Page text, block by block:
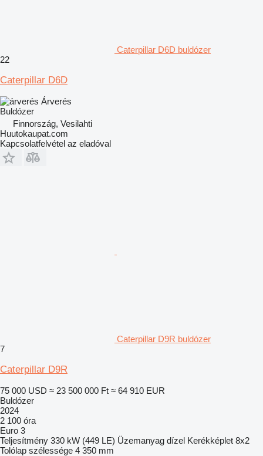
Caterpillar D6D buldózer
22
Caterpillar D6D
Árverés
Buldózer
Finnország, Vesilahti
Huutokaupat.com
Kapcsolatfelvétel az eladóval
Caterpillar D9R buldózer
7
Caterpillar D9R
75 000 USD ≈ 23 500 000 Ft ≈ 64 910 EUR
Buldózer
2024
2 100 óra
Euro 3
Teljesítmény 330 kW (449 LE) Üzemanyag dízel Kerékképlet 8x2
Tolólap szélessége 4 350 mm